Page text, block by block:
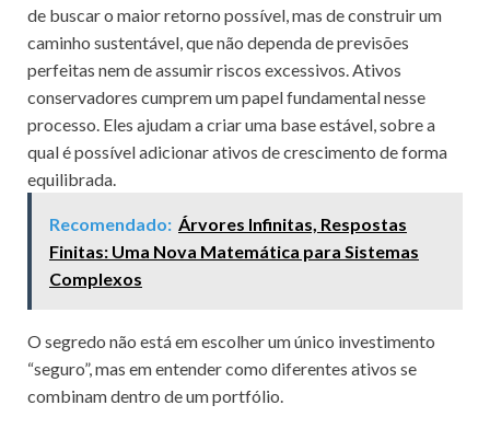
de buscar o maior retorno possível, mas de construir um
caminho sustentável, que não dependa de previsões
perfeitas nem de assumir riscos excessivos. Ativos
conservadores cumprem um papel fundamental nesse
processo. Eles ajudam a criar uma base estável, sobre a
qual é possível adicionar ativos de crescimento de forma
equilibrada.
Recomendado: Árvores Infinitas, Respostas
Finitas: Uma Nova Matemática para Sistemas
Complexos
O segredo não está em escolher um único investimento
“seguro”, mas em entender como diferentes ativos se
combinam dentro de um portfólio.